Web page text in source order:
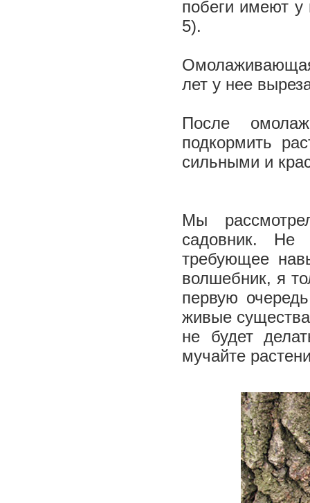
побеги имеют у
5).
лет у нее
После
подкормить
сильными и
Мы
садовник. Не
требующее
волшебник, я
первую
живые
не будет
мучайте